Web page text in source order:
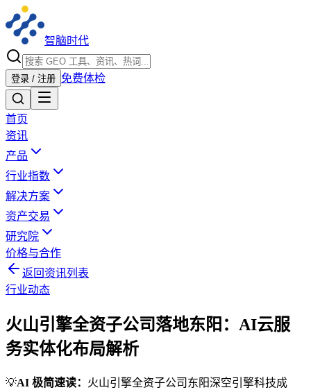
智脑时代
登录 / 注册 免费体检
首页
资讯
产品
行业指数
解决方案
资产交易
研究院
价格与合作
返回资讯列表
行业动态
火山引擎全资子公司落地东阳：AI云服
务实体化布局解析
💡AI 极简速读： 火山引擎全资子公司东阳深空引擎科技成